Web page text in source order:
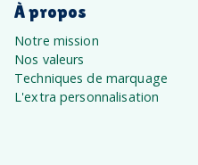
À propos
Notre mission
Nos valeurs
Techniques de marquage
L'extra personnalisation